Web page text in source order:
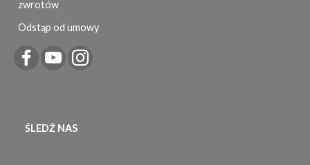
zwrotów
Odstąp od umowy
ŚLEDŹ NAS